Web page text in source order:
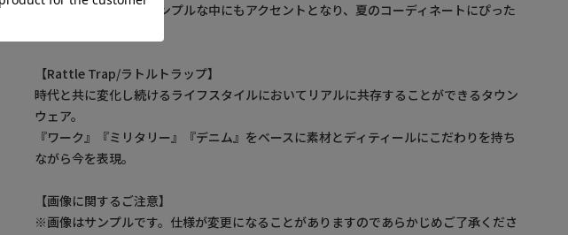
幾何学柄プリントがシンプルな中にもアクセントとなり、夏のコーディネートにぴった
【Rattle Trap/ラトルトラップ】
時代と共に変化し続けるライフスタイルにおいてリアルに共存することができるタウン
ウェア。
『ワーク』『ミリタリー』『デニム』をベースに素材とディティールにこだわりを持ち
ながら今を表現。
【画像に関するご注意】
※画像はサンプルです。仕様が変更になることがありますのであらかじめご了承くださ